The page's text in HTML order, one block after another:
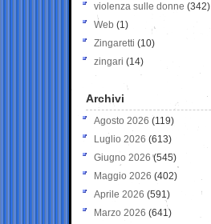
violenza sulle donne (342)
Web (1)
Zingaretti (10)
zingari (14)
Archivi
Agosto 2026 (119)
Luglio 2026 (613)
Giugno 2026 (545)
Maggio 2026 (402)
Aprile 2026 (591)
Marzo 2026 (641)